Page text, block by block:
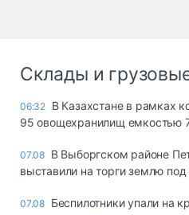
Склады и
06:32 В Казахстане в рамках
95 овощехранилищ емкостью
07.08 В Выборгском районе
выставили на торги землю под
07.08 Беспилотники упали на